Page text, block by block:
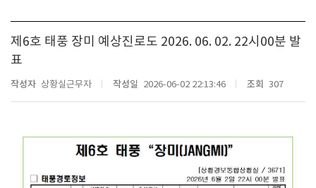
제6호 태풍 장미 예상진로도 2026. 06. 02. 22시00분 발
표
작성자 상황실근무자 작성일 2026-06-02 22:13:46 조회 307